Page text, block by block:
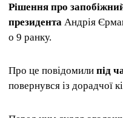
Рішення про
президента Андрія
о 9 ранку.
Про це повідомили під
повернувся із дорадчої